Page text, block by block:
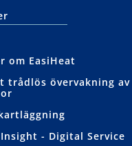
om EasiHeat
trådlös övervakning av
- Digital Service